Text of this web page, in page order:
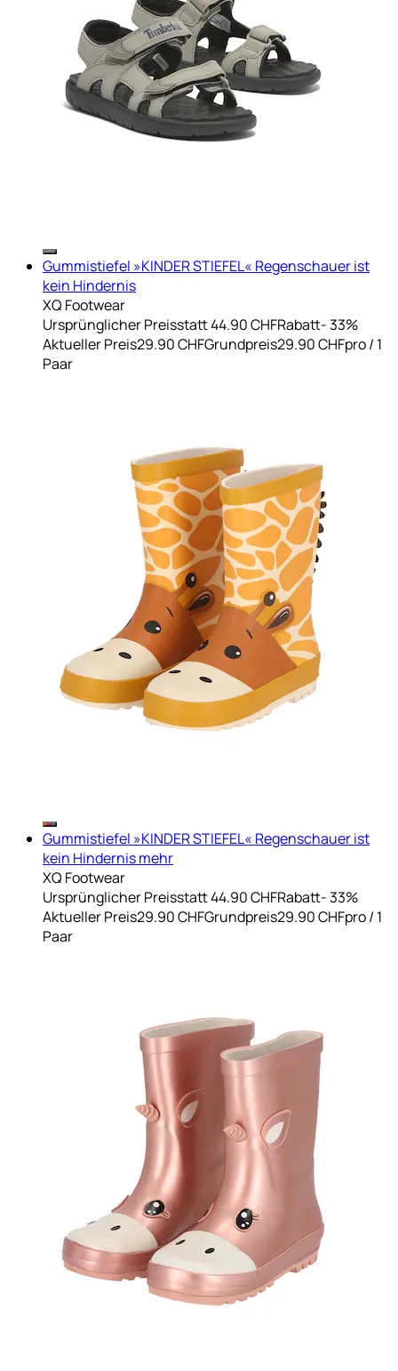
Gummistiefel »KINDER STIEFEL« Regenschauer ist
kein Hindernis
XQ Footwear
Ursprünglicher Preisstatt 44.90 CHFRabatt- 33%
Aktueller Preis29.90 CHFGrundpreis29.90 CHFpro/ 1
Paar
Gummistiefel »KINDER STIEFEL« Regenschauer ist
kein Hindernis mehr
XQ Footwear
Ursprünglicher Preisstatt 44.90 CHFRabatt- 33%
Aktueller Preis29.90 CHFGrundpreis29.90 CHFpro/ 1
Paar